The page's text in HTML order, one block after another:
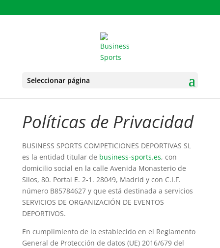
Seleccionar página
Políticas de Privacidad
BUSINESS SPORTS COMPETICIONES DEPORTIVAS SL
es la entidad titular de business-sports.es, con
domicilio social en la calle Avenida Monasterio de
Silos, 80. Portal E. 2-1. 28049, Madrid y con C.I.F.
número B85784627 y que está destinada a servicios
SERVICIOS DE ORGANIZACIÓN DE EVENTOS
DEPORTIVOS.
En cumplimiento de lo establecido en el Reglamento
General de Protección de datos (UE) 2016/679 del